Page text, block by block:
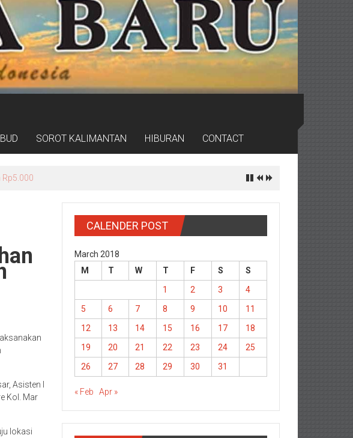
SOROT KALIMANTAN HIBURAN CONTACT
Bahagia
Asisten I
Kol. Mar
lokasi
CALENDER POST
March 2018
M
T W T F S
S
1
2 3
4
5
6 7 8 9 10
11
12
13 14 15 16 17
18
19
20 21 22 23 24
25
26
27 28 29 30 31
« Feb Apr »